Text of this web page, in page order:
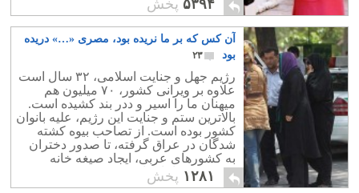
۵۳۹۴ پخش
آن کس که بر ما نریده بود، مصری «…» دریده
بود
۲۳
رژیم جهل و جنایت اسلامی، ۳۲ سال است
علاوه بر ویرانی کشور، ۷۰ میلیون هم
میهنان ما را اسیر و ددر بند کشیده است.
بالاترین ستم و جنایت این رژیم، علیه بانوان
کشور بوده است. از تصاحب بیوه کشته
شدگان در عراق گرفته، تا صدور دختران
به کشورهای عربی، ایجاد صیغه خانه
حضرت رضا،تا تجاوز یک مصری به زنی در
تهران.
۱۲۸۱ پخش